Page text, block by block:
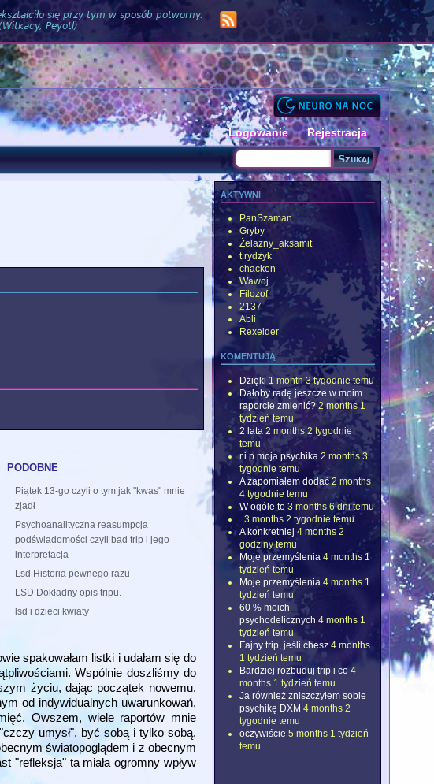
się przy tym w sposób potworny.
Peyotl)
Logowanie Rejestracja
Formularz wyszukiwania
podobne
Piątek 13-go czyli o tym jak "kwas" mnie
zjadł
Psychoanalityczna reasumpcja
podświadomości czyli bad trip i jego
interpretacja
Lsd Historia pewnego razu
LSD Dokładny opis tripu.
lsd i dzieci kwiaty
spakowałam listki i udałam się do
Wspólnie doszliśmy do
życiu, dając początek nowemu.
od indywidualnych uwarunkowań,
Owszem, wiele raportów mnie
umysł", być sobą i tylko sobą,
światopoglądem i z obecnym
"refleksja" ta miała ogromny wpływ
aktywni
PanSzaman
Gryby
Żelazny_aksamit
t.rydzyk
chacken
Wawoj
Filozof
2137
Abli
Rexelder
komentują
Dzięki 1 month 3 tygodnie temu
Dałoby radę jeszcze w moim
raporcie zmienić? 2 months 1
tydzień temu
2 lata 2 months 2 tygodnie
temu
r.i.p moja psychika 2 months 3
tygodnie temu
A zapomiałem dodać 2 months
4 tygodnie temu
W ogóle to 3 months 6 dni temu
3 months 2 tygodnie temu
A konkretniej 4 months 2
godziny temu
Moje przemyślenia 4 months 1
tydzień temu
Moje przemyślenia 4 months 1
tydzień temu
60 % moich
psychodelicznych 4 months 1
tydzień temu
Fajny trip, jeśli chesz 4 months
1 tydzień temu
Bardziej rozbuduj trip i co 4
months 1 tydzień temu
Ja również zniszczyłem sobie
psychikę DXM 4 months 2
tygodnie temu
oczywiście 5 months 1 tydzień
temu